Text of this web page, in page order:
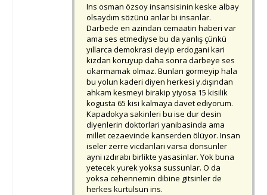
Ins osman özsoy insansisinin keske albay
olsaydım sözünü anlar bi insanlar.
Darbede en azindan cemaatin haberi var
ama ses etmediyse bu da yanlış çünkü
yıllarca demokrasi deyip erdogani kari
kizdan koruyup daha sonra darbeye ses
cikarmamak olmaz. Bunları gormeyip hala
bu yolun kaderi diyen herkesi y.dışından
ahkam kesmeyi birakip yiyosa 15 kisilik
kogusta 65 kisi kalmaya davet ediyorum.
Kapadokya sakinleri bu ise dur desin
diyenlerin doktorlari yanibasinda ama
millet cezaevinde kanserden ölüyor. Insan
iseler zerre vicdanlari varsa donsunler
ayni ızdırabı birlikte yasasinlar. Yok buna
yetecek yurek yoksa sussunlar. O da
yoksa cehennemin dibine gitsinler de
herkes kurtulsun ins.